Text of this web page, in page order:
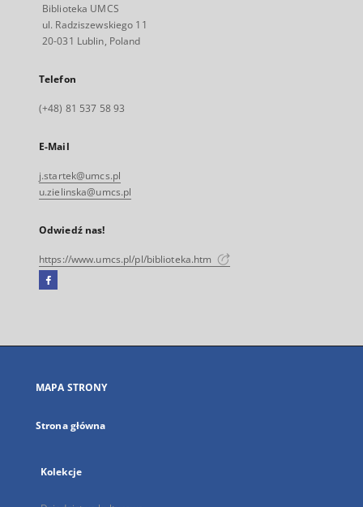
Biblioteka UMCS
ul. Radziszewskiego 11
20-031 Lublin, Poland
Telefon
(+48) 81 537 58 93
E-Mail
j.startek@umcs.pl
u.zielinska@umcs.pl
Odwiedź nas!
https://www.umcs.pl/pl/biblioteka.htm
Facebook
się
karcie
MAPA STRONY
Strona główna
Kolekcje